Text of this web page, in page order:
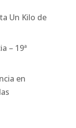
Un Kilo de
– 19ª
en